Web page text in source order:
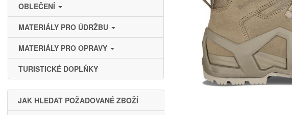
OBLEČENÍ
MATERIÁLY PRO ÚDRŽBU
MATERIÁLY PRO OPRAVY
TURISTICKÉ DOPLŇKY
JAK HLEDAT POŽADOVANÉ ZBOŽÍ